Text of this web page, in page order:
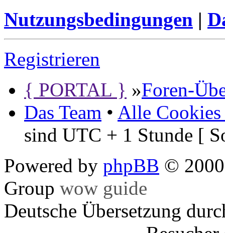
Nutzungsbedingungen |
Registrieren
{ PORTAL } »Foren-
Das Team • Alle Cookies
sind UTC + 1 Stunde [
Powered by phpBB ©
Group wow guide
Deutsche Übersetzung